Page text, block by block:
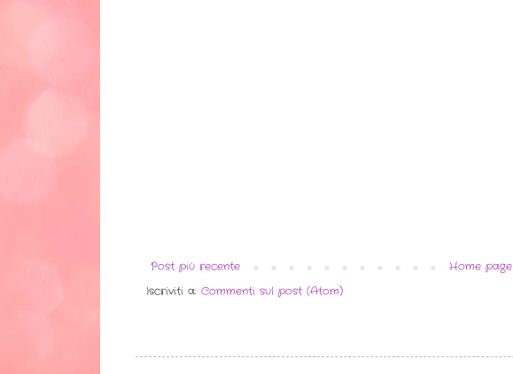
Post più recente
Home page
Iscriviti a: Commenti sul post (Atom)